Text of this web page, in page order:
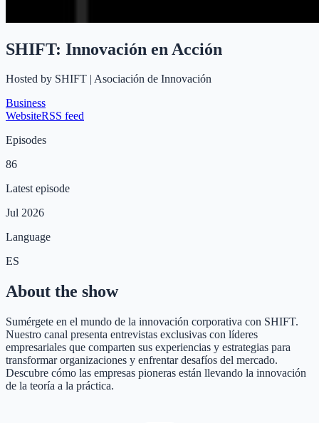
SHIFT: Innovación en Acción
Hosted by SHIFT | Asociación de Innovación
Business
WebsiteRSS feed
Episodes
86
Latest episode
Jul 2026
Language
ES
About the show
Sumérgete en el mundo de la innovación corporativa con SHIFT.
Nuestro canal presenta entrevistas exclusivas con líderes
empresariales que comparten sus experiencias y estrategias para
transformar organizaciones y enfrentar desafíos del mercado.
Descubre cómo las empresas pioneras están llevando la innovación
de la teoría a la práctica.